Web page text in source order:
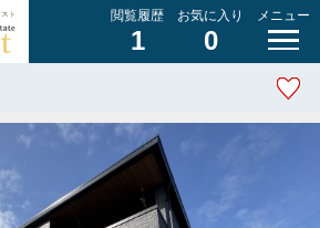
閲覧履歴
1
お気に入り
0
メニュー